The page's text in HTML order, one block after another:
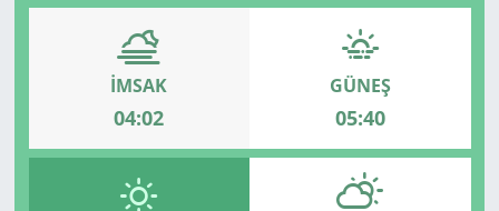
İMSAK
04:02
GÜNEŞ
05:40